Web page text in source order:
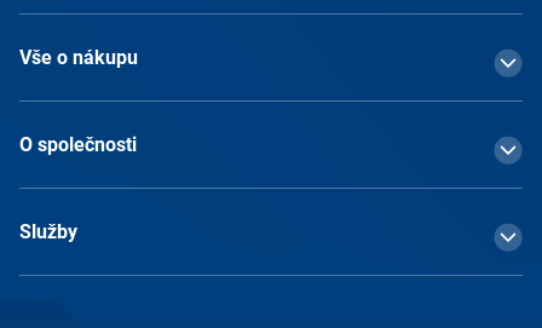
Vše o nákupu
O společnosti
Služby